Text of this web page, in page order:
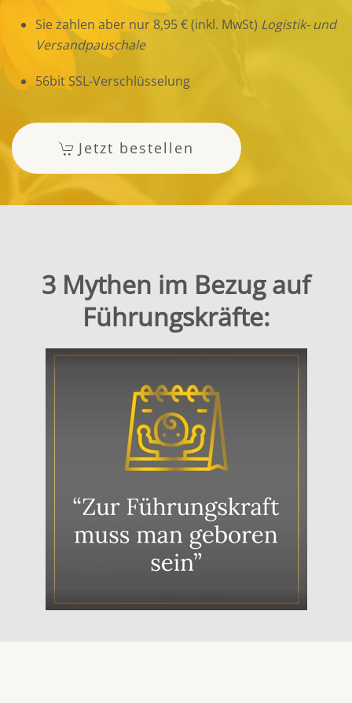
Sie zahlen aber nur 8,95 € (inkl. MwSt) Logistik- und
Versandpauschale
56bit SSL-Verschlüsselung
Jetzt bestellen
3 Mythen im Bezug auf
Führungskräfte: